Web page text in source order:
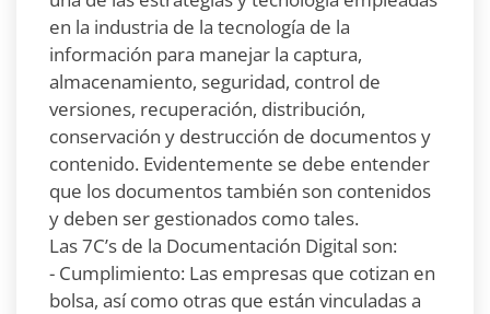
en la industria de la tecnología de la
información para manejar la captura,
almacenamiento, seguridad, control de
versiones, recuperación, distribución,
conservación y destrucción de documentos y
contenido. Evidentemente se debe entender
que los documentos también son contenidos
y deben ser gestionados como tales.
Las 7C’s de la Documentación Digital son:
- Cumplimiento: Las empresas que cotizan en
bolsa, así como otras que están vinculadas a